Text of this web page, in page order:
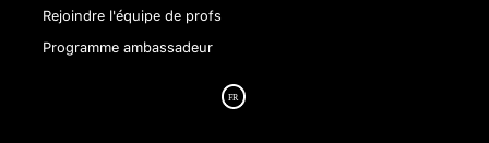
Rejoindre l'équipe de profs
Programme ambassadeur